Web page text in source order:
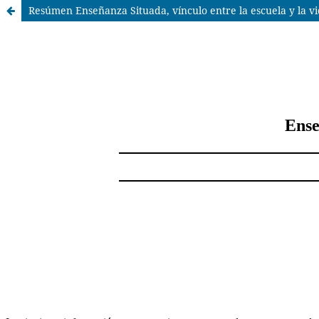
Resúmen Enseñanza Situada, vínculo entre la escuela y la